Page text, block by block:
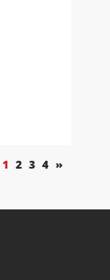
1 2 3 4 »